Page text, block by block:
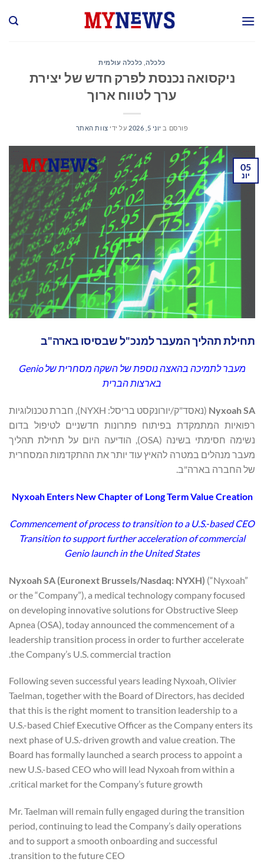
כלכלה, כלכלה עולמית
ניקסואה נכנסת לפרק חדש של יצירת
ערך לטווח ארוך
פורסם ב יוני 5, 2026 על ידי צוות האתר
05
יונ
תחילת תהליך המעבר למנכ"ל שבסיסו בארה"ב
מעבר לתמיכה בהאצה נוספת של השקה מסחרית שלGenio
בארצות הברית
Nyxoah SA
(נאסד"ק/יורונקסט בריסל: NYXH), חברת טכנולוגיות
רפואיות המתמקדת בפיתוח פתרונות חדשניים לטיפול בדום
נשימה חסימתי בשינה (OSA), הודיעה היום על תחילת תהליך
מעבר מנהלים במטרה להאיץ עוד יותר את ההתקדמות המסחרית
של החברה בארה"ב.
Nyxoah Enters New Chapter of LongTerm Value Creation
Commencement of process to transition to a U.S.-based CEO
Transition to support further acceleration of commercial
Genio launch in the United States
Nyxoah SA (Euronext Brussels/Nasdaq: NYXH) (“Nyxoah”
or the “Company”), a medical technology company focused
on developing innovative solutions for Obstructive Sleep
Apnea (OSA), today announced the commencement of a
leadership transition process in order to further accelerate
the Company’s U.S. commercial traction.
Following seven successful years leading Nyxoah, Olivier
Taelman, together with the Board of Directors, has decided
that this is the right moment to transition leadership to a
U.S.-based Chief Executive Officer as the Company enters its
next phase of U.S.-driven growth and value creation. The
Board has formally launched a search process to appoint a
new U.S.-based CEO who will lead Nyxoah from within a
critical market for the Company’s future growth.
Mr. Taelman will remain fully engaged during the transition
period, continuing to lead the Company’s daily operations
and to support a smooth onboarding and successful
transition to the future CEO.